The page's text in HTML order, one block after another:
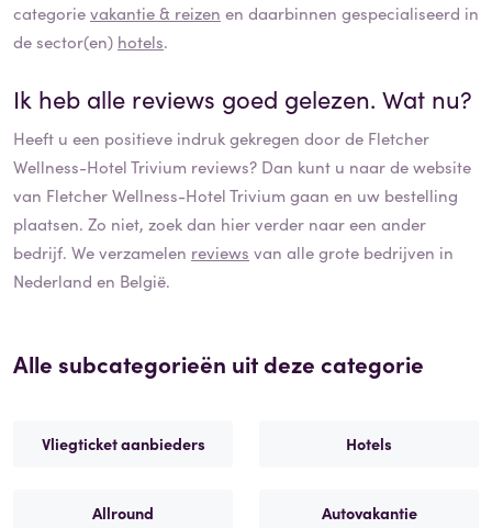
categorievakantie & reizen en daarbinnen gespecialiseerd in
de sector(en) hotels.
Ik heb alle reviews goed gelezen. Wat nu?
Heeft u een positieve indruk gekregen door de Fletcher
Wellness-Hotel Trivium reviews? Dan kunt u naar de website
van Fletcher Wellness-Hotel Trivium gaan en uw bestelling
plaatsen. Zo niet, zoek dan hier verder naar een ander
bedrijf. We verzamelen reviews van alle grote bedrijven in
Nederland en België.
Alle subcategorieën uit deze categorie
Vliegticket aanbieders Hotels
Allround Autovakantie